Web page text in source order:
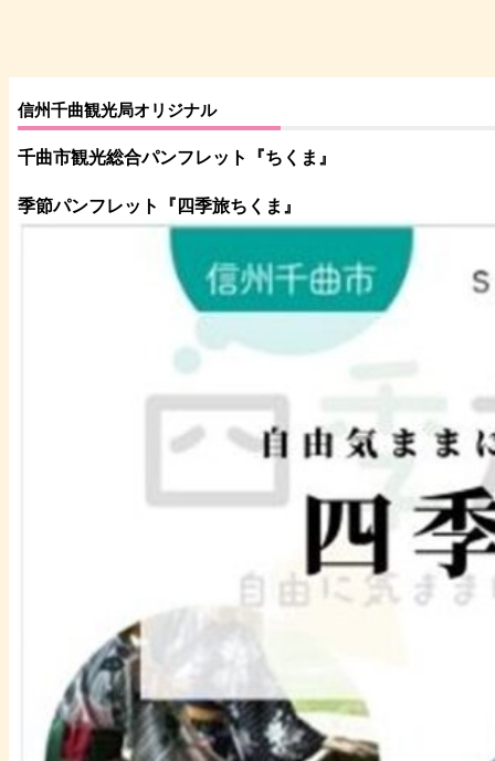
信州千曲観光局オリジナル
千曲市観光総合パンフレット 『ちくま 』
季節パンフレット『四季旅ちくま』